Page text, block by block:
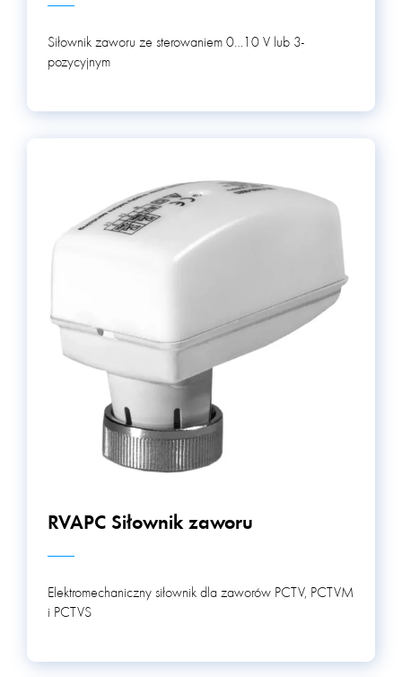
Siłownik zaworu ze sterowaniem 0…10 V lub 3-
pozycyjnym
RVAPC Siłownik zaworu
Elektromechaniczny siłownik dla zaworów PCTV, PCTVM
i PCTVS